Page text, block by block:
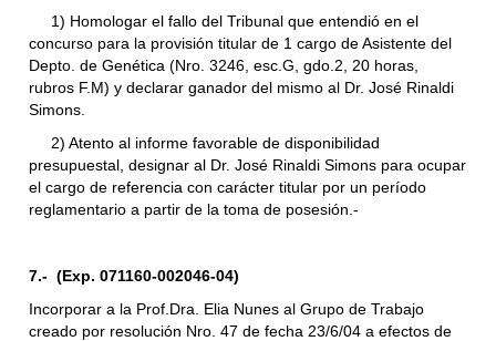
1) Homologar el fallo del Tribunal que entendió en el
concurso para la provisión titular de 1 cargo de Asistente del
Depto. de Genética (Nro. 3246, esc.G, gdo.2, 20 horas,
rubros F.M) y declarar ganador del mismo al Dr. José Rinaldi
Simons.
2) Atento al informe favorable de disponibilidad
presupuestal, designar al Dr. José Rinaldi Simons para ocupar
el cargo de referencia con carácter titular por un período
reglamentario a partir de la toma de posesión.-
7.- (Exp. 071160-002046-04)
Incorporar a la Prof.Dra. Elia Nunes al Grupo de Trabajo
creado por resolución Nro. 47 de fecha 23/6/04 a efectos de